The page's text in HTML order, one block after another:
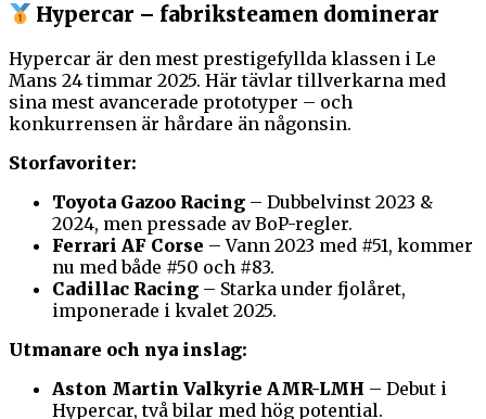
Hypercar – fabriksteamen dominerar
Hypercar är den mest prestigefyllda klassen i Le
Mans 24 timmar 2025. Här tävlar tillverkarna med
sina mest avancerade prototyper – och
konkurrensen är hårdare än någonsin.
Storfavoriter:
Toyota Gazoo Racing – Dubbelvinst 2023 &
2024, men pressade av BoP-regler.
Ferrari AF Corse – Vann 2023 med #51, kommer
nu med både #50 och #83.
Cadillac Racing – Starka under fjolåret,
imponerade i kvalet 2025.
Utmanare och nya inslag:
Aston Martin Valkyrie AMR-LMH – Debut i
Hypercar, två bilar med hög potential.